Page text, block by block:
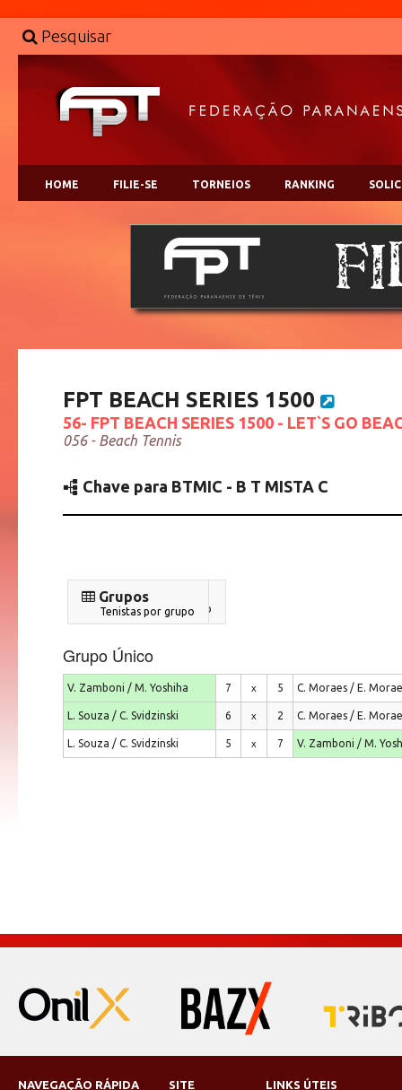
Pesquisar
HOME FILIE-SE TORNEIOS RANKING
FPT BEACH SERIES 1500
56- FPT BEACH SERIES 1500 - LET`S GO
056 - Beach Tennis
Chave para BTMIC - B T MISTA C
Resultados
Confrontos por grupo
Grupos
Tenistas por grupo
Grupo Único
V. Zamboni / M. Yoshiha 7 x 5 C. Moraes / E.
L. Souza / C. Svidzinski 6 x 2 C. Moraes / E.
L. Souza / C. Svidzinski 5 x 7 V. Zamboni / M.
NAVEGAÇÃO RÁPIDA SITE LINKS ÚTEIS